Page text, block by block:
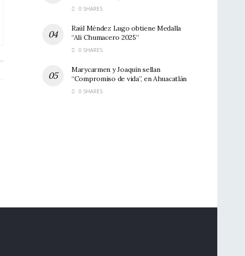
0 SHARES
Raúl Méndez Lugo obtiene Medalla
“Alí Chumacero 2025”
0 SHARES
Marycarmen y Joaquín sellan
“Compromiso de vida”, en Ahuacatlán
0 SHARES